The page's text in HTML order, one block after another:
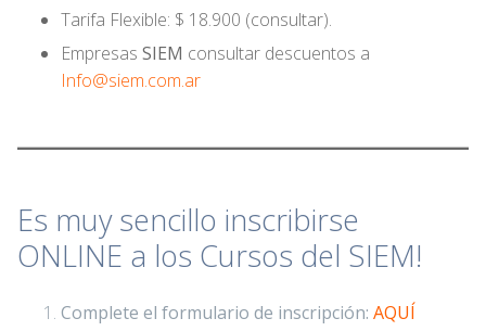
Tarifa Flexible: $ 18.900 (consultar).
Empresas SIEM consultar descuentos a
Info@siem.com.ar
Es muy sencillo inscribirse
ONLINE a los Cursos del SIEM!
Complete el formulario de inscripción: AQUÍ